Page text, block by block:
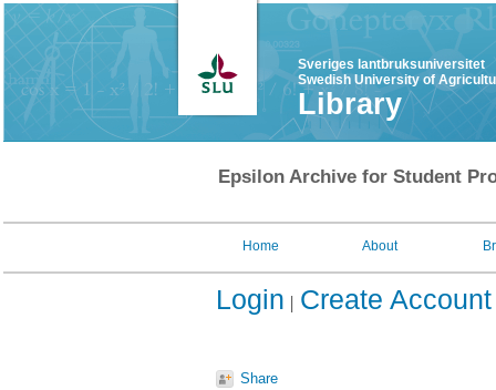
Sveriges lantbruksuniversitet
Swedish University of
Library
Epsilon Archive for Student
Home About
Login Create Account
Share